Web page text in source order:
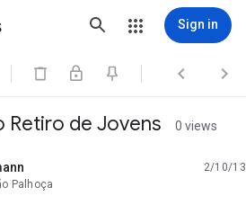
Sign in
  
Retiro de Jovens 0 views
2/10/13
Palhoça